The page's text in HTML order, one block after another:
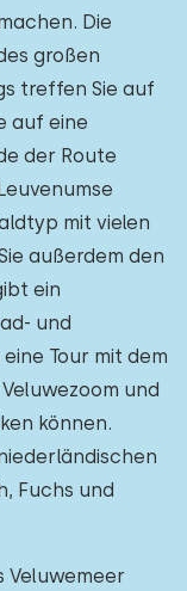
Die
großen
treffen Sie auf
auf eine
der Route
mit vielen
außerdem den
ein
und
Tour mit dem
und
können.
Fuchs und
Veluwemeer